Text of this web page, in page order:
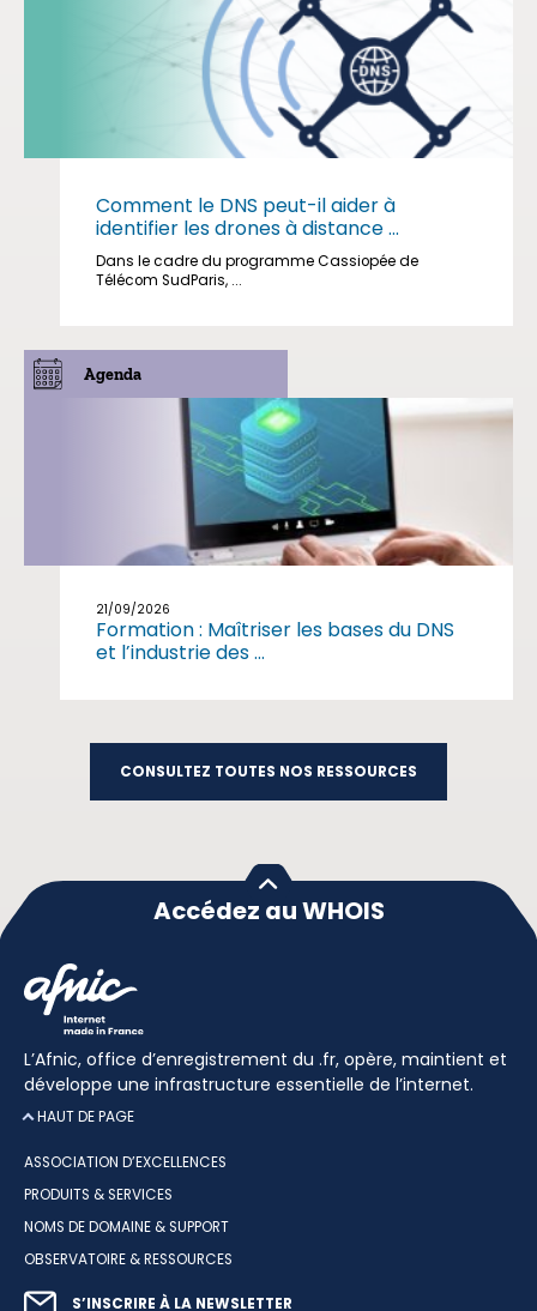
Comment le DNS peut-il aider à
identifier les drones à distance ...
Dans le cadre du programme Cassiopée de
Télécom SudParis, ...
Agenda
21/09/2026
Formation : Maîtriser les bases du DNS
et l’industrie des ...
CONSULTEZ TOUTES NOS RESSOURCES
Accédez au WHOIS
L’Afnic, office d’enregistrement du .fr, opère, maintient et
développe une infrastructure essentielle de l’internet.
HAUT DE PAGE
ASSOCIATION D’EXCELLENCES
PRODUITS & SERVICES
NOMS DE DOMAINE & SUPPORT
OBSERVATOIRE & RESSOURCES
S’INSCRIRE À LA NEWSLETTER